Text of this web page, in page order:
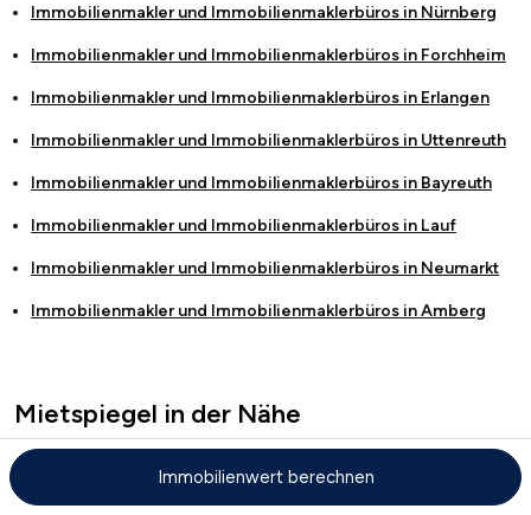
Immobilienmakler und Immobilienmaklerbüros in Nürnberg
Immobilienmakler und Immobilienmaklerbüros in Forchheim
Immobilienmakler und Immobilienmaklerbüros in Erlangen
Immobilienmakler und Immobilienmaklerbüros in Uttenreuth
Immobilienmakler und Immobilienmaklerbüros in Bayreuth
Immobilienmakler und Immobilienmaklerbüros in Lauf
Immobilienmakler und Immobilienmaklerbüros in Neumarkt
Immobilienmakler und Immobilienmaklerbüros inAmberg
Mietspiegel in der Nähe
Mietspiegel in Schwabach
Mietspiegel in Rednitzhembach
Immobilienwert berechnen